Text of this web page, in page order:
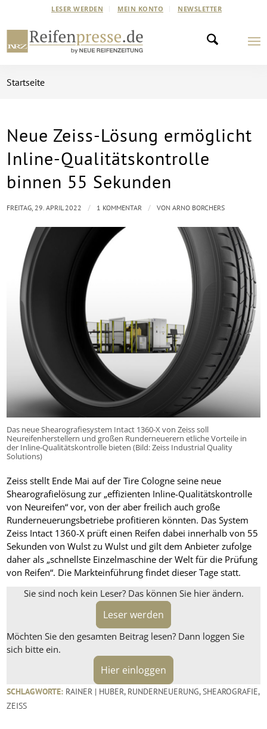
LESER WERDEN MEIN KONTO NEWSLETTER
Startseite
Neue Zeiss-Lösung ermöglicht
Inline-Qualitätskontrolle
binnen 55 Sekunden
Das neue Shearografiesystem Intact 1360-X von Zeiss soll
Neureifenherstellern und großen Runderneuerern etliche Vorteile in
der Inline-Qualitätskontrolle bieten (Bild: Zeiss Industrial Quality
Solutions)
Zeiss stellt Ende Mai auf der Tire Cologne seine neue
Shearografielösung zur „effizienten Inline-Qualitätskontrolle
von Neureifen“ vor, von der aber freilich auch große
Runderneuerungsbetriebe profitieren könnten. Das System
Zeiss Intact 1360-X prüft einen Reifen dabei innerhalb von 55
Sekunden von Wulst zu Wulst und gilt dem Anbieter zufolge
daher als „schnellste Einzelmaschine der Welt für die Prüfung
von Reifen“. Die Markteinführung findet dieser Tage statt.
Sie sind noch kein Leser? Das können Sie hier ändern.
Leser werden
Möchten Sie den gesamten Beitrag lesen? Dann loggen Sie
sich bitte ein.
Hier einloggen
FREITAG, 29. APRIL 2022 / 1 KOMMENTAR / VONARNO BORCHERS
SCHLAGWORTE: RAINER | HUBER, RUNDERNEUERUNG,SHEAROGRAFIE,
ZEISS
sagt: